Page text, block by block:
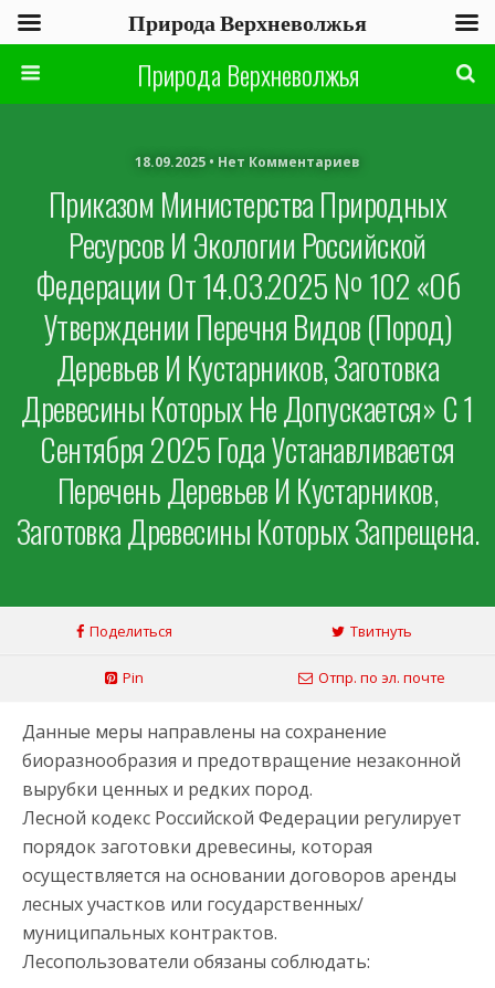
Природа Верхневолжья
18.09.2025 • Нет Комментариев
Приказом Министерства Природных
Ресурсов И Экологии Российской
Федерации От 14.03.2025 № 102 «Об
Утверждении Перечня Видов (пород)
Деревьев И Кустарников, Заготовка
Древесины Которых Не Допускается» С 1
Сентября 2025 Года Устанавливается
Перечень Деревьев И Кустарников,
Заготовка Древесины Которых Запрещена.
Поделиться Твитнуть
Pin Отпр. по эл. почте
Данные меры направлены на сохранение
биоразнообразия и предотвращение незаконной
вырубки ценных и редких пород.
Лесной кодекс Российской Федерации регулирует
порядок заготовки древесины, которая
осуществляется на основании договоров аренды
лесных участков или государственных/
муниципальных контрактов.
Лесопользователи обязаны соблюдать:
Природа Верхневолжья